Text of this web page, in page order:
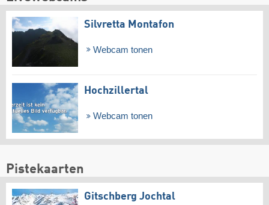
Silvretta Montafon
Webcam tonen
Hochzillertal
Webcam tonen
Pistekaarten
Gitschberg Jochtal